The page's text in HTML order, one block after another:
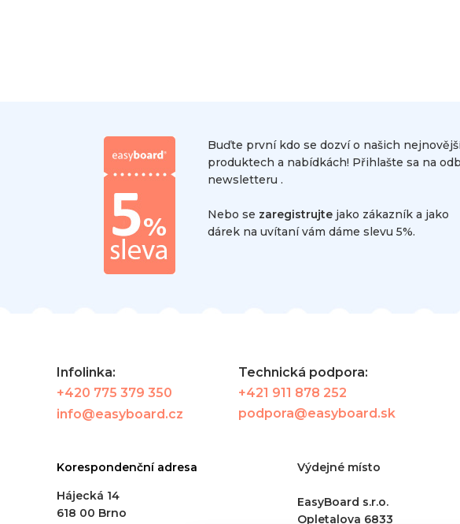
Buďte první kdo se dozví o našich
produktech a nabídkách! Přihlašte sa na
newsletteru .
Nebo se zaregistrujte jako zákazník a jako
dárek na uvítaní vám dáme slevu 5%.
Infolinka:
+420 775 379 350
info@easyboard.cz
Technická podpora:
+421 911 878 252
podpora@easyboard.sk
Korespondenční adresa
Hájecká 14
618 00 Brno
Výdejné místo
EasyBoard s.r.o.
Opletalova 6833